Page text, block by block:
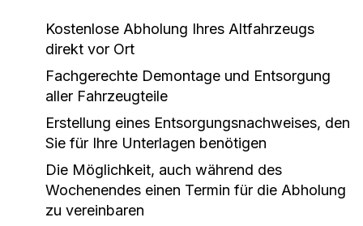
Kostenlose Abholung Ihres Altfahrzeugs
direkt vor Ort
Fachgerechte Demontage und Entsorgung
aller Fahrzeugteile
Erstellung eines Entsorgungsnachweises, den
Sie für Ihre Unterlagen benötigen
Die Möglichkeit, auch während des
Wochenendes einen Termin für die Abholung
zu vereinbaren